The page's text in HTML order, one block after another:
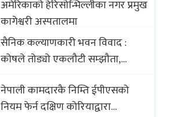
अमेरिकाको हेरिसोन्भिल्लीका नगर प्रमुख
कागेश्वरी अस्पतालमा
सैनिक कल्याणकारी भवन विवाद :
कोषले तोड्यो एकलौटी सम्झौता,
(भिडियो)
नेपाली कामदारकै निम्ति ईपीएसको
नियम फेर्न दक्षिण कोरियाद्वारा